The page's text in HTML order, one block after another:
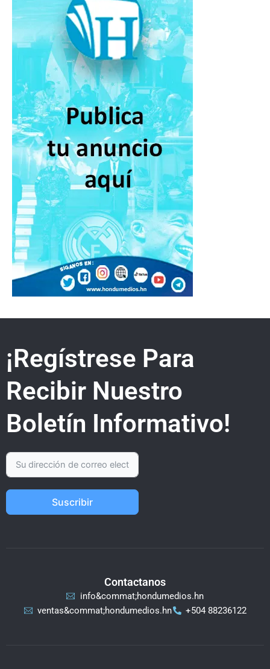
¡Regístrese Para
Recibir Nuestro
Boletín Informativo!
Suscribir
Contactanos
info&commat;hondumedios.hn
ventas&commat;hondumedios.hn
+504 88236122